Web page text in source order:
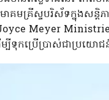
គមគ្រីស្ទបរិស័ទក្នុងស
Meyer Ministries
បីទុកប្រើប្រាស់ជាប្រយោជ